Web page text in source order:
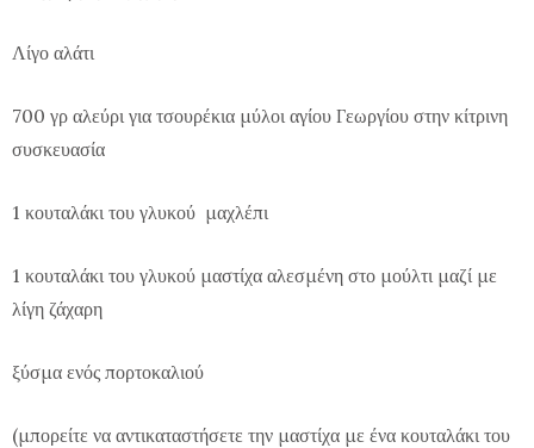
Λίγο αλάτι
700 γρ αλεύρι για τσουρέκια μύλοι αγίου Γεωργίου στην κίτρινη
συσκευασία
1 κουταλάκι του γλυκού μαχλέπι
1 κουταλάκι του γλυκού μαστίχα αλεσμένη στο μούλτι μαζί με
λίγη ζάχαρη
ξύσμα ενός πορτοκαλιού
(μπορείτε να αντικαταστήσετε την μαστίχα με ένα κουταλάκι του